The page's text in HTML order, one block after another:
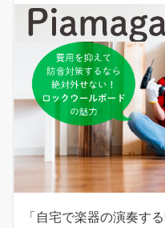
「自宅で楽器の演奏す